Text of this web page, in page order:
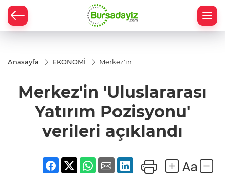
Anasayfa EKONOMİ
Merkez'in
Pozisyonu'
verileri
Merkez'in 'Uluslararası
Yatırım Pozisyonu'
verileri açıklandı